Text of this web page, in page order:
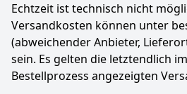
Echtzeit ist technisch nicht
Versandkosten können unter
(abweichender Anbieter,
sein. Es gelten die letztendlich
Bestellprozess angezeigten